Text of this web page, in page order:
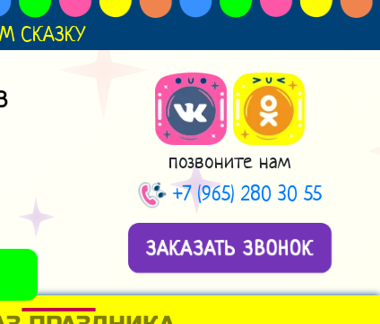
СКАЗКУ
позвоните нам
+7 (965) 280 30 55
ЗАКАЗАТЬ ЗВОНОК